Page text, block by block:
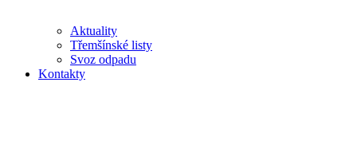
Aktuality
Třemšínské listy
Svoz odpadu
Kontakty